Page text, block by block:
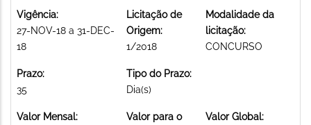
Vigência:
27-NOV-18 a 31-DEC-
18
Licitação de
Origem:
1/2018
Modalidade da
licitação:
CONCURSO
Prazo:
35
Tipo do Prazo:
Dia(s)
Valor Mensal:
Valor para o
Valor Global: